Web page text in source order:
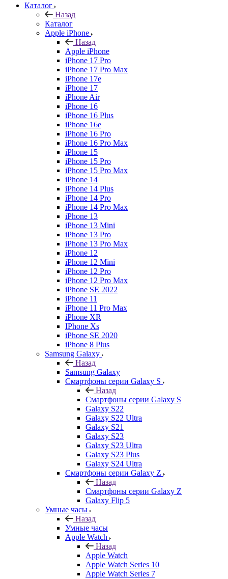
Каталог
Назад
Каталог
Apple iPhone
Назад
Apple iPhone
iPhone 17 Pro
iPhone 17 Pro Max
iPhone 17e
iPhone 17
iPhone Air
iPhone 16
iPhone 16 Plus
iPhone 16e
iPhone 16 Pro
iPhone 16 Pro Max
iPhone 15
iPhone 15 Pro
iPhone 15 Pro Max
iPhone 14
iPhone 14 Plus
iPhone 14 Pro
iPhone 14 Pro Max
iPhone 13
iPhone 13 Mini
iPhone 13 Pro
iPhone 13 Pro Max
iPhone 12
iPhone 12 Mini
iPhone 12 Pro
iPhone 12 Pro Max
iPhone SE 2022
iPhone 11
iPhone 11 Pro Max
iPhone XR
IPhone Xs
iPhone SE 2020
iPhone 8 Plus
Samsung Galaxy
Назад
Samsung Galaxy
Смартфоны серии Galaxy S
Назад
Смартфоны серии Galaxy S
Galaxy S22
Galaxy S22 Ultra
Galaxy S21
Galaxy S23
Galaxy S23 Ultra
Galaxy S23 Plus
Galaxy S24 Ultra
Смартфоны серии Galaxy Z
Назад
Смартфоны серии Galaxy Z
Galaxy Flip 5
Умные часы
Назад
Умные часы
Apple Watch
Назад
Apple Watch
Apple Watch Series 10
Apple Watch Series 7